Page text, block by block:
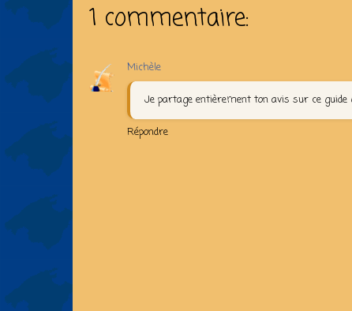
1 commentaire:
Michèle
Je partage entièrement ton avis sur ce
Répondre